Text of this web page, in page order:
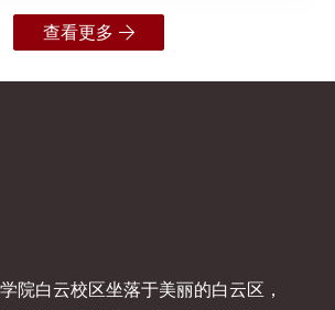
查看更多
院白云校区坐落于美丽的白云区，